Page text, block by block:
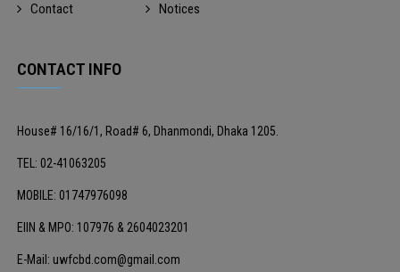
Contact
Notices
CONTACT INFO
House# 16/16/1, Road# 6, Dhanmondi, Dhaka 1205.
TEL: 02-41063205
MOBILE: 01747976098
EIIN & MPO: 107976 & 2604023201
E-Mail: uwfcbd.com@gmail.com